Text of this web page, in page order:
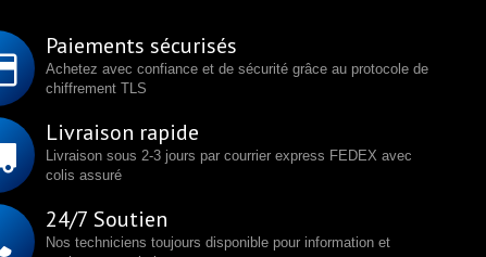
Paiements sécurisés
Achetez avec confiance et de sécurité grâce au protocole de
chiffrement TLS
Livraison rapide
Livraison sous 2-3 jours par courrier express FEDEX avec
colis assuré
24/7 Soutien
Nos techniciens toujours disponible pour information et